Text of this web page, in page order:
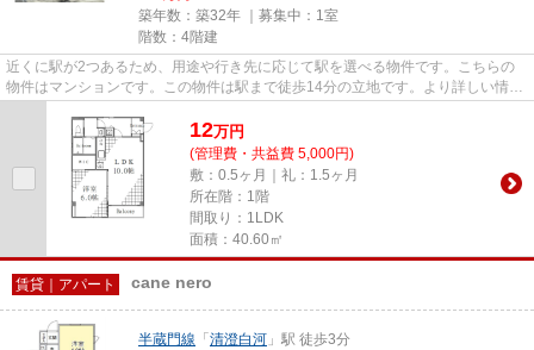
築年数：築32年 ｜募集中： 1室
階数：4階建
近くに駅が2つあるため、用途や行き先に応じて駅を選べる物件です。こちらの
物件はマンションです。この物件は駅まで徒歩14分の立地です。より詳しい情報
12万円
(管理費・共益費 5,000円)
敷：0.5ヶ月｜礼：1.5ヶ月
所在階：1階
間取り：1LDK
面積：40.60㎡
賃貸｜アパート cane nero
半蔵門線 「 清澄白河 」駅 徒歩3分